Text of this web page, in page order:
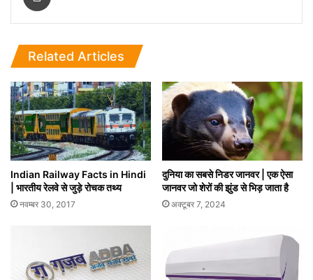
Related Articles
Indian Railway Facts in Hindi
| भारतीय रेलवे से जुड़े रोचक तथ्य
नवम्बर 30, 2017
दुनिया का सबसे निडर जानवर | एक ऐसा
जानवर जो शेरों की झुंड से भिड़ जाता है
अक्टूबर 7, 2024